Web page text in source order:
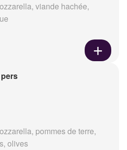
viande hachée,
pommes de terre,
olives